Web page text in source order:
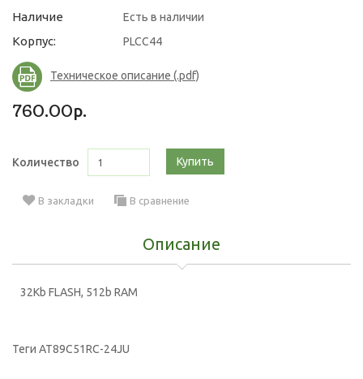
Наличие Есть в наличии
Корпус: PLCC44
Техническое описание (.pdf)
760.00р.
Количество Купить
В закладки В сравнение
Описание
32Kb FLASH, 512b RAM
Теги AT89C51RC-24JU